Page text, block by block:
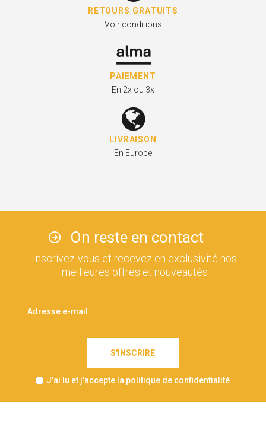
RETOURS GRATUITS
Voir conditions
PAIEMENT
En 2x ou 3x
LIVRAISON
En Europe
On reste en contact
Inscrivez-vous et recevez en exclusivité nos
meilleures offres et nouveautés
S'INSCRIRE
J'ai lu et j'accepte la politique de confidentialité